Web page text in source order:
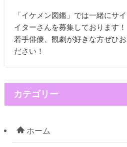
「イケメン図鑑」では一緒にサ
イターさんを募集しております！
若手俳優、観劇が好きな方ぜひ
ださい！
カテゴリー
ホーム